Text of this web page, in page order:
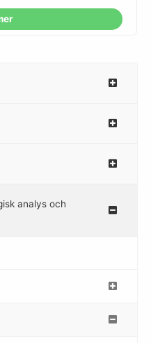
analys och